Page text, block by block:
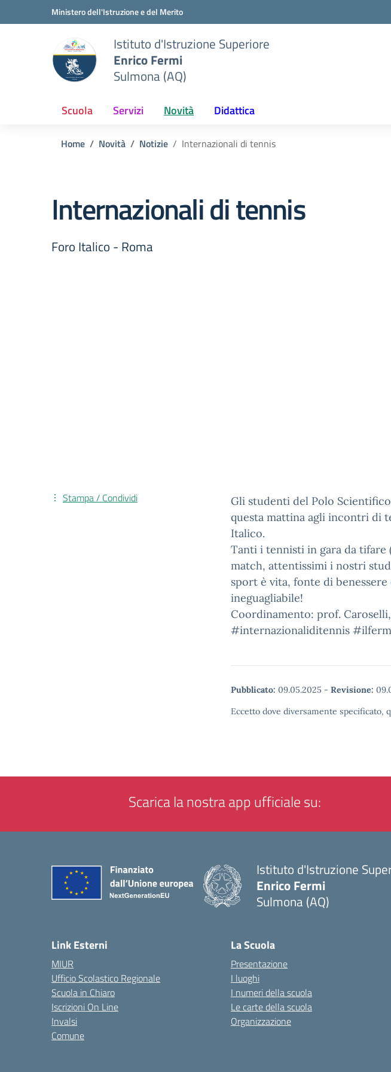
Vai ai contenuti
Vai al menu di navigazioneMinistero dell'Istruzione e del Merito
Istituto d'Istruzione Superiore
Enrico Fermi
Sulmona (AQ)
Scuola Servizi Novità Didattica
Home Novità Notizie Internazionali di tennis
Internazionali di tennis
Foro Italico - Roma
Gli studenti del Polo
questa mattina agli incontri di
Italico.
Tanti i tennisti in gara da tifare
match, attentissimi i nostri
sport è vita, fonte di
ineguagliabile!
Coordinamento: prof.
#internazionaliditennis
Pubblicato: 09.05.2025 - Revisione:
Eccetto dove diversamente specificato,
Stampa / Condividi
Scarica la nostra app ufficiale su:
Istituto d'Istruzione
Enrico Fermi
Sulmona (AQ)
Link Esterni
MIUR
Ufficio Scolastico Regionale
Scuola in Chiaro
Iscrizioni On Line
Invalsi
Comune
La Scuola
Presentazione
I luoghi
I numeri della scuola
Le carte della scuola
Organizzazione